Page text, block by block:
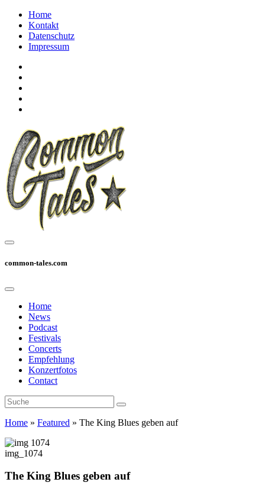
Home
Kontakt
Datenschutz
Impressum
common-tales.com
Home
News
Podcast
Festivals
Concerts
Empfehlung
Konzertfotos
Contact
Home » Featured » The King Blues geben auf
img_1074
The King Blues geben auf